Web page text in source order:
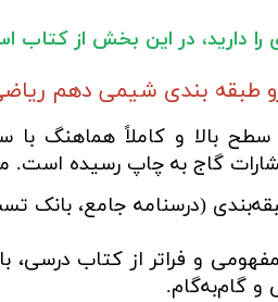
را دارید، در این بخش از کتاب
طبقه بندی شیمی دهم
سطح بالا و کاملاً هماهنگ
گاج به چاپ رسیده است.
(درسنامه جامع، بانک
و فراتر از کتاب درسی،
و گام‌به‌گام.